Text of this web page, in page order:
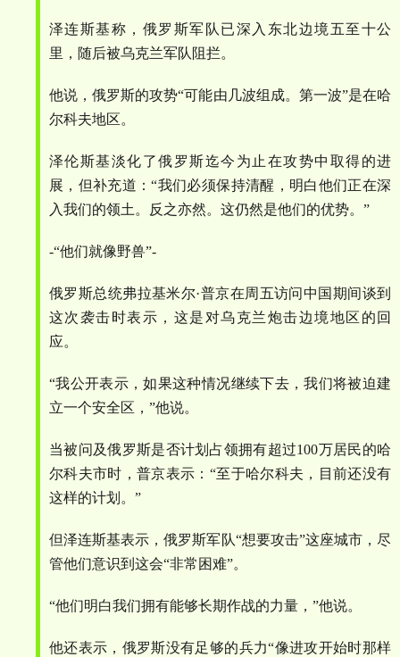
泽连斯基称，俄罗斯军队已深入东北边境五至十公
里，随后被乌克兰军队阻拦。
他说，俄罗斯的攻势“可能由几波组成。第一波”是在哈
尔科夫地区。
泽伦斯基淡化了俄罗斯迄今为止在攻势中取得的进
展，但补充道：“我们必须保持清醒，明白他们正在深
入我们的领土。反之亦然。这仍然是他们的优势。 ”
-“他们就像野兽”-
俄罗斯总统弗拉基米尔·普京在周五访问中国期间谈到
这次袭击时表示，这是对乌克兰炮击边境地区的回
应。
“我公开表示，如果这种情况继续下去，我们将被迫建
立一个安全区， ”他说。
当被问及俄罗斯是否计划占领拥有超过100万居民的哈
尔科夫市时，普京表示： “至于哈尔科夫，目前还没有
这样的计划。 ”
但泽连斯基表示，俄罗斯军队“想要攻击”这座城市，尽
管他们意识到这会“非常困难”。
“他们明白我们拥有能够长期作战的力量， ”他说。
他还表示，俄罗斯没有足够的兵力“像进攻开始时那样